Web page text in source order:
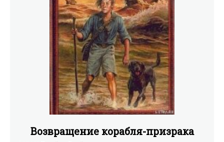
Возвращение корабля-призрака